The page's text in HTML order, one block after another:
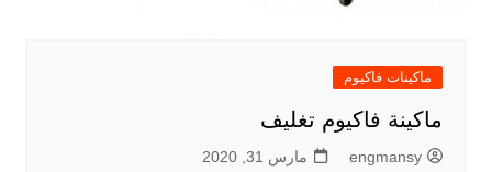
ماكينات فاكيوم
ماكينة فاكيوم تغليف
engmansy مارس 31, 2020